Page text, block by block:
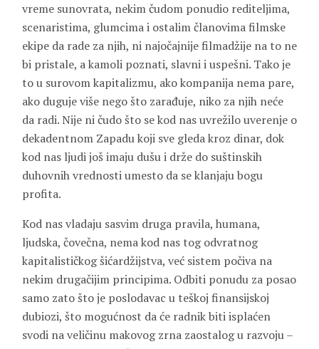
vreme sunovrata, nekim čudom ponudio rediteljima,
scenaristima, glumcima i ostalim članovima filmske
ekipe da rade za njih, ni najočajnije filmadžije na to ne
bi pristale, a kamoli poznati, slavni i uspešni. Tako je
to u surovom kapitalizmu, ako kompanija nema pare,
ako duguje više nego što zarađuje, niko za njih neće
da radi. Nije ni čudo što se kod nas uvrežilo uverenje o
dekadentnom Zapadu koji sve gleda kroz dinar, dok
kod nas ljudi još imaju dušu i drže do suštinskih
duhovnih vrednosti umesto da se klanjaju bogu
profita.
Kod nas vladaju sasvim druga pravila, humana,
ljudska, čovečna, nema kod nas tog odvratnog
kapitalističkog šićardžijstva, već sistem počiva na
nekim drugačijim principima. Odbiti ponudu za posao
samo zato što je poslodavac u teškoj finansijskoj
dubiozi, što mogućnost da će radnik biti isplaćen
svodi na veličinu makovog zrna zaostalog u razvoju –